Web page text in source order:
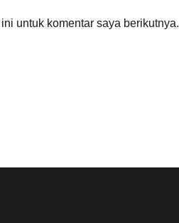
untuk komentar saya berikutnya.